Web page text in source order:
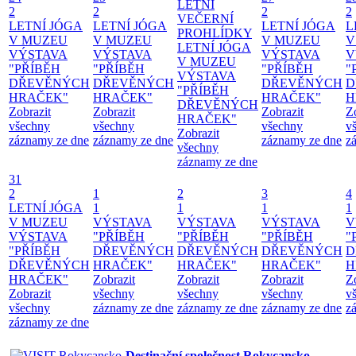
2
LETNÍ JÓGA
V MUZEU
VÝSTAVA
"PŘÍBĚH
DŘEVĚNÝCH
HRAČEK"
Zobrazit
všechny
záznamy ze dne
2
LETNÍ JÓGA
V MUZEU
VÝSTAVA
"PŘÍBĚH
DŘEVĚNÝCH
HRAČEK"
Zobrazit
všechny
záznamy ze dne
LETNÍ
VEČERNÍ
PROHLÍDKY
LETNÍ JÓGA
V MUZEU
VÝSTAVA
"PŘÍBĚH
DŘEVĚNÝCH
HRAČEK"
Zobrazit
všechny
záznamy ze dne
2
LETNÍ JÓGA
V MUZEU
VÝSTAVA
"PŘÍBĚH
DŘEVĚNÝCH
HRAČEK"
Zobrazit
všechny
záznamy ze dne
2
31
2
LETNÍ JÓGA
V MUZEU
VÝSTAVA
"PŘÍBĚH
DŘEVĚNÝCH
HRAČEK"
Zobrazit
všechny
záznamy ze dne
1
1
VÝSTAVA
"PŘÍBĚH
DŘEVĚNÝCH
HRAČEK"
Zobrazit
všechny
záznamy ze dne
2
1
VÝSTAVA
"PŘÍBĚH
DŘEVĚNÝCH
HRAČEK"
Zobrazit
všechny
záznamy ze dne
3
1
VÝSTAVA
"PŘÍBĚH
DŘEVĚNÝCH
HRAČEK"
Zobrazit
všechny
záznamy ze dne
4
1